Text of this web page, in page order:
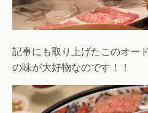
記事にも取り上げたこのオー
の味が大好物なのです！！